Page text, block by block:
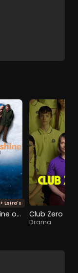
+ Extra's
Eternal Sunshine of the Spotless Mind Club Zero
Drama